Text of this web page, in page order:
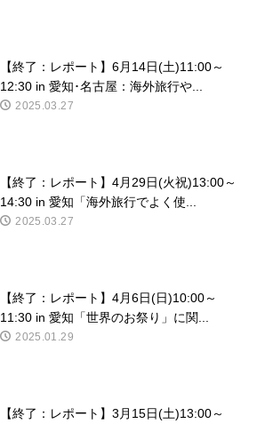
【終了：レポート】6月14日(土)11:00～
12:30 in 愛知･名古屋：海外旅行や...
2025.03.27
【終了：レポート】4月29日(火祝)13:00～
14:30 in 愛知「海外旅行でよく使...
2025.03.27
【終了：レポート】4月6日(日)10:00～
11:30 in 愛知「世界のお祭り」に関...
2025.01.29
【終了：レポート】3月15日(土)13:00～